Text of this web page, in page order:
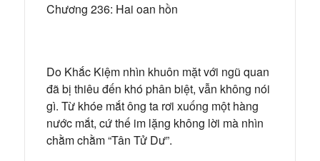
Chương 236: Hai oan hồn
Do Khắc Kiệm nhìn khuôn mặt với ngũ quan
đã bị thiêu đến khó phân biệt, vẫn không nói
gì. Từ khóe mắt ông ta rơi xuống một hàng
nước mắt, cứ thế im lặng không lời mà nhìn
chằm chằm “Tân Tử Dư”.